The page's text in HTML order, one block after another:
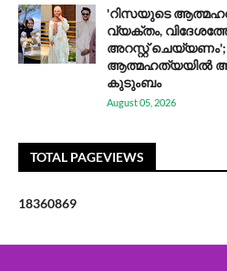
'റിസയുടെ
വ്യക്തം,
അറസ്റ്റ് ചെയ്യണം';
ആത്മഹത്യയിൽ
കുടുംബം
August 05, 2026
TOTAL PAGEVIEWS
18360869